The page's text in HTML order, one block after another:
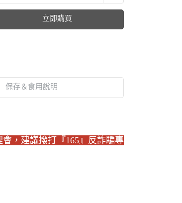
立即購買
保存＆食用說明
，建議撥打『165』反詐騙專